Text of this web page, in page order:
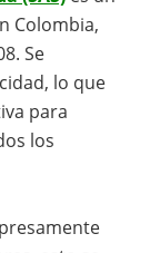
Colombia,
Se
lo que
para
los